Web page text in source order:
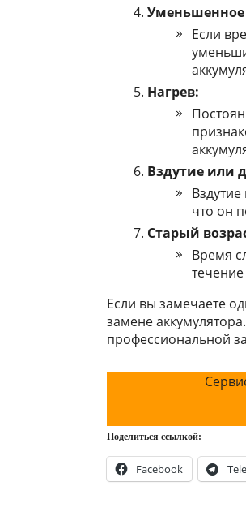
Если
Нагрев:
Вздутие или
что он
Старый
Время
Если вы замечаете
замене
профессиональной
Поделиться ссылкой:
Facebook